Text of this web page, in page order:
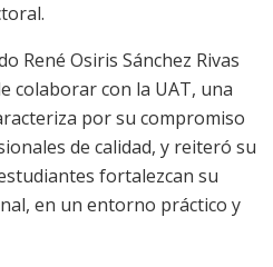
René Osiris Sánchez Rivas
colaborar con la UAT, una
por su compromiso
de calidad, y reiteró su
fortalezcan su
en un entorno práctico y